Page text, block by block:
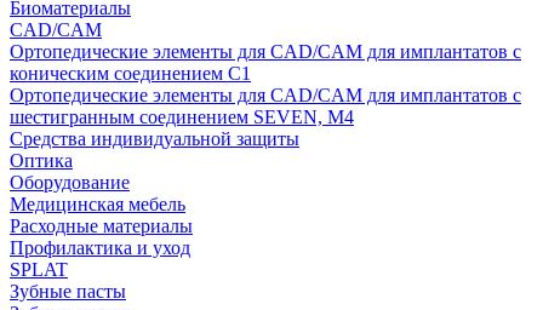
Биоматериалы
CAD/CAM
Ортопедические элементы для CAD/CAM для имплантатов с
коническим соединением С1
Ортопедические элементы для CAD/CAM для имплантатов с
шестигранным соединением SEVEN, М4
Средства индивидуальной защиты
Оптика
Оборудование
Медицинская мебель
Расходные материалы
Профилактика и уход
SPLAT
Зубные пасты